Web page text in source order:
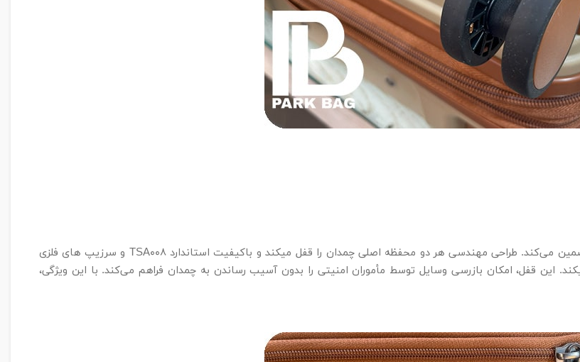
قفل TSA بین‌المللی با سه رمز امنیتی ، امنیت وسایل شما را در طول سفر تضمین می‌کند. طراحی مهندسی هر دو محفظه اصلی چمدان را قفل میکند و باکیفیت استاندارد TSA۰۰۸ و سرزیپ های فلزی
این قفل، امکان بازرسی وسایل توسط مأموران امنیتی را بدون آسیب رساندن به چمدان فراهم می‌کند. با این ویژگی،